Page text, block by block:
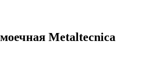
Metaltecnica